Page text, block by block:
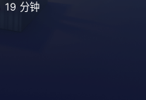
19 分钟